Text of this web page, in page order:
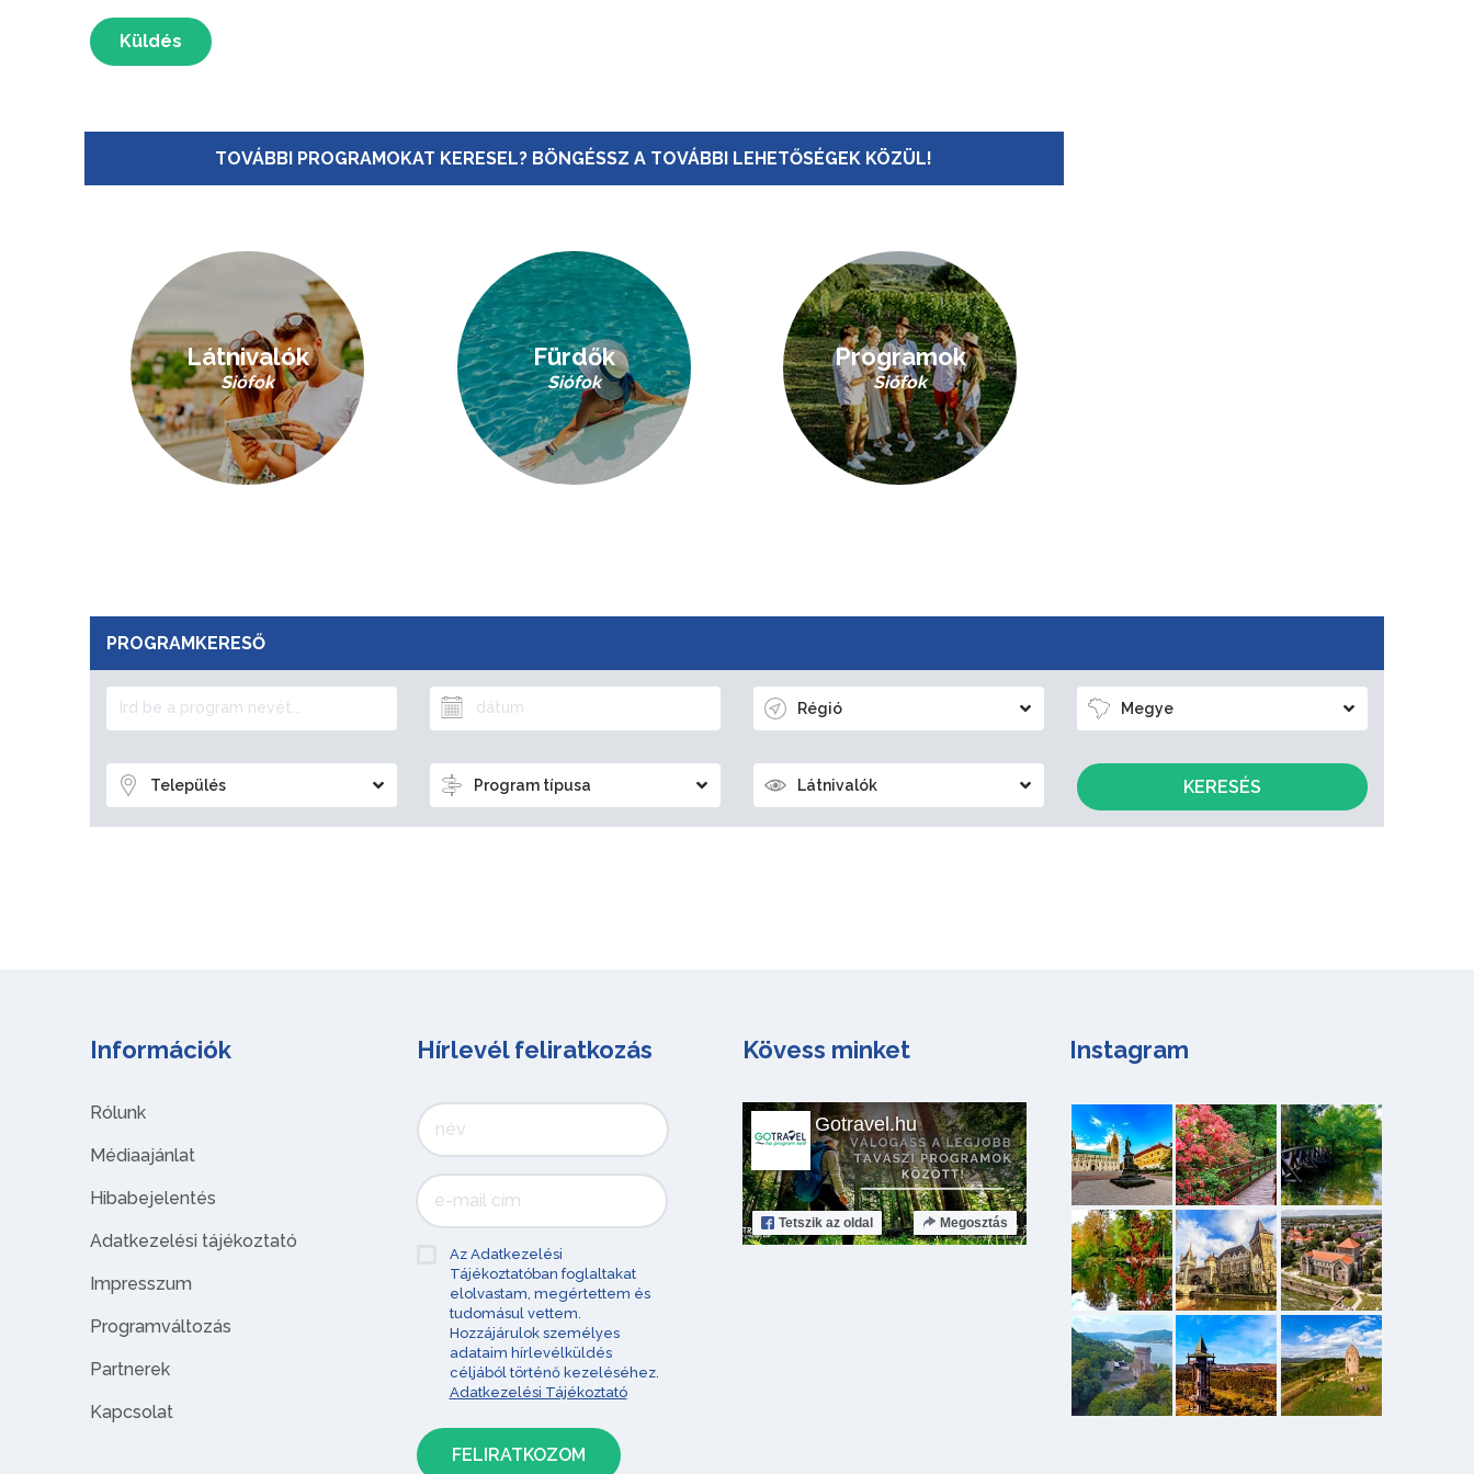
Küldés
TOVÁBBI PROGRAMOKAT KERESEL? BÖNGÉSSZ A TOVÁBBI LEHETŐSÉGEK KÖZÜL!
Látnivalók
Siófok
Fürdők
Siófok
Programok
Siófok
PROGRAMKERESŐ
Régió Megye
Település Program típusa Látnivalók KERESÉS
Információk
Rólunk
Médiaajánlat
Hibabejelentés
Adatkezelési tájékoztató
Impresszum
Programváltozás
Partnerek
Kapcsolat
Hírlevél feliratkozás
Az Adatkezelési
Tájékoztatóban foglaltakat
elolvastam, megértettem és
tudomásul vettem.
Hozzájárulok személyes
adataim hírlevélküldés
céljából történő kezeléséhez.
Adatkezelési Tájékoztató
Kövess minket
Gotravel.hu
Tetszik az oldal Megosztás
Instagram